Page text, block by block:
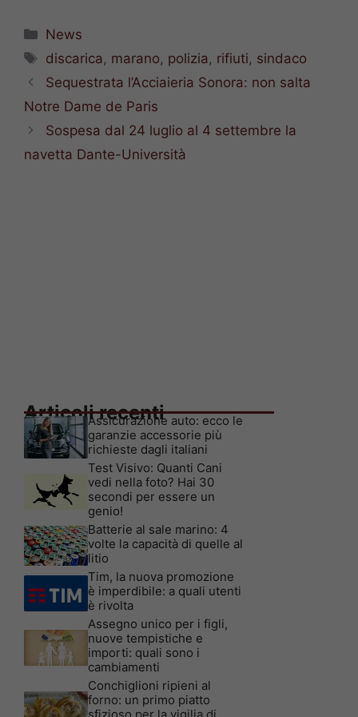
Categorie
News
Tag
discarica, marano, polizia, rifiuti, sindaco
Sequestrata l’Acciaieria Sonora: non salta
Notre Dame de Paris
Sospesa dal 24 luglio al 4 settembre la
navetta Dante-Università
Articoli recenti
Assicurazione auto: ecco le
garanzie accessorie più
richieste dagli italiani
Test Visivo: Quanti Cani
vedi nella foto? Hai 30
secondi per essere un
genio!
Batterie al sale marino: 4
volte la capacità di quelle al
litio
Tim, la nuova promozione
è imperdibile: a quali utenti
è rivolta
Assegno unico per i figli,
nuove tempistiche e
importi: quali sono i
cambiamenti
Conchiglioni ripieni al
forno: un primo piatto